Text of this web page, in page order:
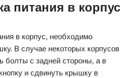
питания в корпус
в корпус, необходимо
В случае некоторых корпусов
болты с задней стороны, а в
и сдвинуть крышку в